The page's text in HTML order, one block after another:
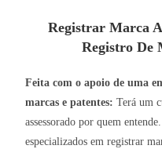
Registrar Marca
Registro De
Feita com o apoio de uma
marcas e patentes: Terá um
assessorado por quem
especializados em registrar